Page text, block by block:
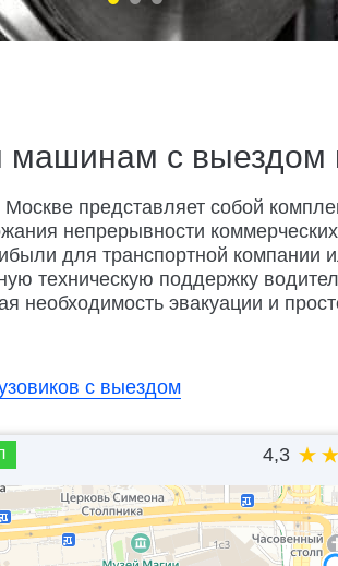
машинам с выездом
представляет собой
непрерывности
для транспортной
техническую поддержку
необходимость эвакуации и
с выездом
4,3